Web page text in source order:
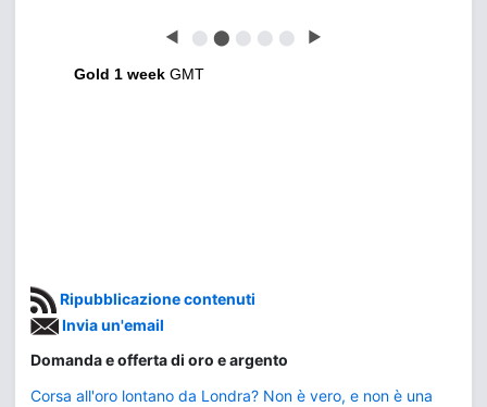
◀ ⬤ ⬤ ⬤ ⬤ ⬤ ▶
Gold 1 week GMT
Ripubblicazione contenuti
Invia un'email
Domanda e offerta di oro e argento
Corsa all'oro lontano da Londra? Non è vero, e non è una